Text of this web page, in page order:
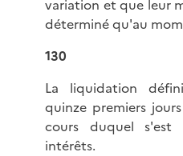
variation et que leur
déterminé qu'au
130
La liquidation
quinze premiers
cours duquel s'est
intérêts.